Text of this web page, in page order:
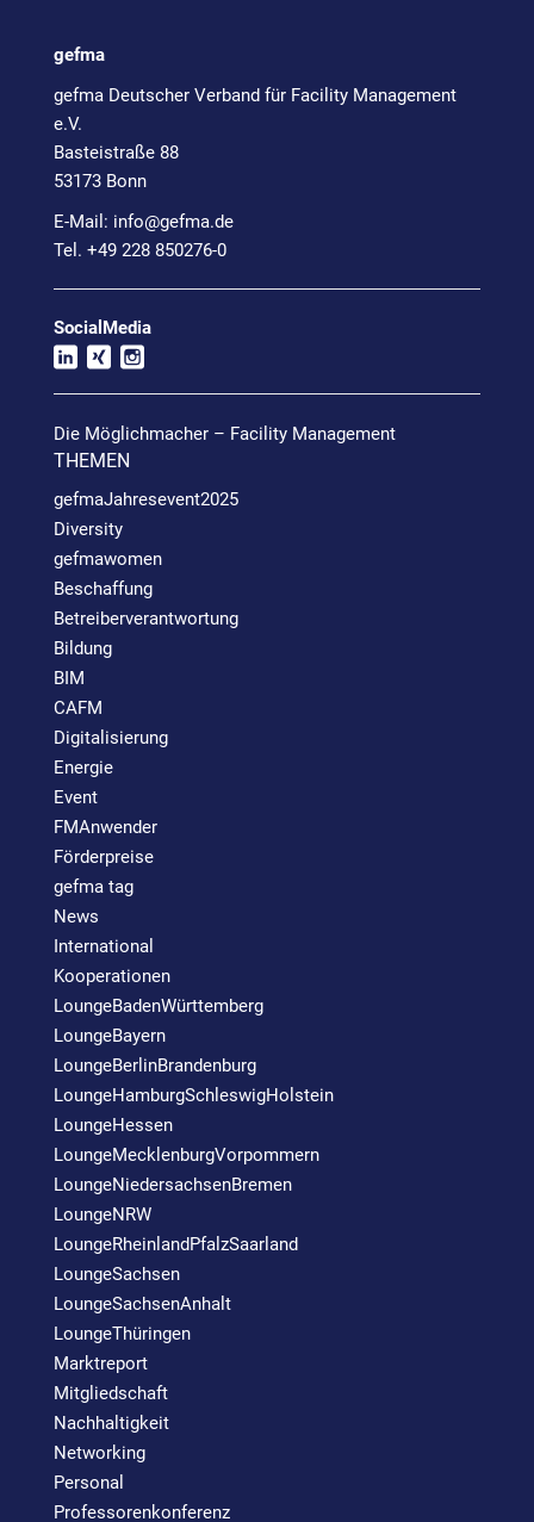
gefma
gefma Deutscher Verband für Facility Management
e.V.
Basteistraße 88
53173 Bonn
E-Mail: info@gefma.de
Tel. +49 228 850276-0
SocialMedia
Die Möglichmacher – Facility Management
THEMEN
gefmaJahresevent2025
Diversity
gefmawomen
Beschaffung
Betreiberverantwortung
Bildung
BIM
CAFM
Digitalisierung
Energie
Event
FMAnwender
Förderpreise
gefma tag
News
International
Kooperationen
LoungeBadenWürttemberg
LoungeBayern
LoungeBerlinBrandenburg
LoungeHamburgSchleswigHolstein
LoungeHessen
LoungeMecklenburgVorpommern
LoungeNiedersachsenBremen
LoungeNRW
LoungeRheinlandPfalzSaarland
LoungeSachsen
LoungeSachsenAnhalt
LoungeThüringen
Marktreport
Mitgliedschaft
Nachhaltigkeit
Networking
Personal
Professorenkonferenz